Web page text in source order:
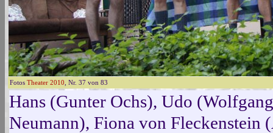
Fotos Theater 2010 , Nr. 37 von 83
Hans (Gunter Ochs), Udo
Neumann), Fiona von Fleckenstein